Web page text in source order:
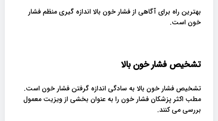
بهترین راه برای آگاهی از فشار خون بالا اندازه گیری منظم فشار
خون است.
تشخیص فشار خون بالا
تشخیص فشار خون بالا به سادگی اندازه گرفتن فشار خون است.
مطب اکثر پزشکان فشار خون را به عنوان بخشی از ویزیت معمول
بررسی می کنند.